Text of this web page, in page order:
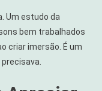
Um estudo da
bem trabalhados
criar imersão. É um